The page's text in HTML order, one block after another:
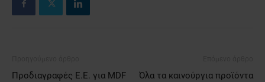
Προδιαγραφές Ε.Ε. για MDF
Όλα τα καινούργια προϊόντα